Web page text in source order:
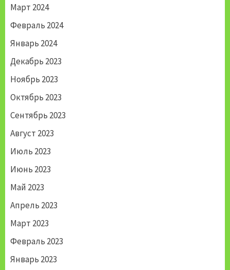
Март 2024
Февраль 2024
Январь 2024
Декабрь 2023
Ноябрь 2023
Октябрь 2023
Сентябрь 2023
Август 2023
Июль 2023
Июнь 2023
Май 2023
Апрель 2023
Март 2023
Февраль 2023
Январь 2023